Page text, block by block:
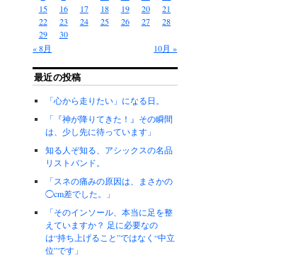
« 8月 10月 »
15
16 17 18 19 20
21
22
23 24 25 26 27
28
29
30
最近の投稿
「心から走りたい」になる日。
「『神が降りてきた！』その瞬間
は、少し先に待っています」
知る人ぞ知る、アシックスの名品
リストバンド。
「スネの痛みの原因は、まさかの
◯cm差でした。」
「そのインソール、本当に足を整
えていますか？ 足に必要なの
は“持ち上げること”ではなく“中立
位”です」